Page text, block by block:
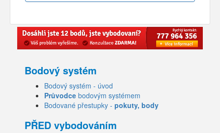
Bodový systém
Bodový systém - úvod
Průvodce bodovým systémem
Bodované přestupky - pokuty, body
PŘED vybodováním